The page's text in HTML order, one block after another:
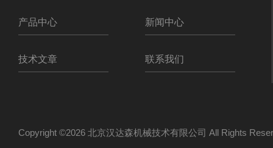
产品中心 新闻中心
技术文章 联系我们
Copyright ©2026 北京汉达森机械技术有限公司 All Rights